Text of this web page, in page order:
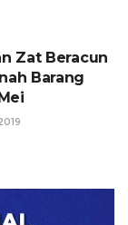
Zat Beracun
Barang